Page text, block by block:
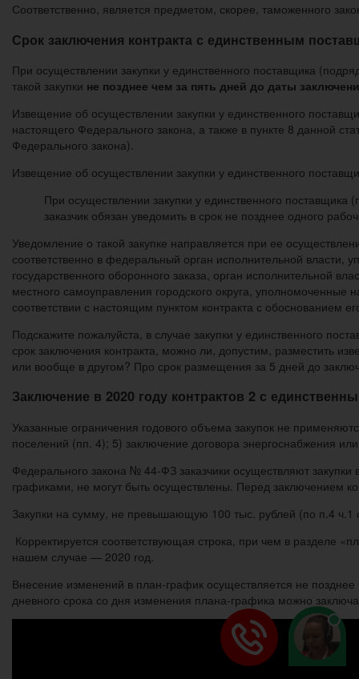
Соответственно, является предметом, скорее, таможенного
Срок заключения контракта с единственным
При осуществлении закупки у единственного поставщика
такой закупки не позднее чем за пять дней до даты
Извещение об осуществлении закупки у единственного
настоящего Федерального закона, а также в пункте 8 данной
Федерального закона).
Извещение об осуществлении закупки у единственного
При осуществлении закупки у единственного
заказчик обязан уведомить в срок не позднее одного
Уведомление о такой закупке направляется при ее
соответственно в федеральный орган исполнительной
государственного оборонного заказа, орган исполнительной
местного самоуправления городского округа,
соответствии с настоящим пунктом контракта с обоснованием
Подскажите пожалуйста, в случае закупки у единственного
срок заключения контракта, можно ли, допустим, разместить
или вообще в другом? Про срок размещения за 5 дней до
Заключение в 2020 году контрактов 2 с
Указанные ограничения годового объема закупок не
поселений (пп. 4); 5) заключение договора энергоснабжения
Федерального закона № 44-ФЗ заказчики осуществляют
графиками, не могут быть осуществлены. Перед заключением
Закупки на сумму, не превышающую 100 тыс. рублей (по п.4 ч.1
Корректируется соответствующая строка, при чем в разделе
нашем случае — 2020 год.
Внесение изменений в план-график осуществляется не
дневного срока со дня изменения плана-графика можно